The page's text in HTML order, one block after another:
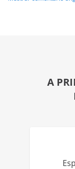
A